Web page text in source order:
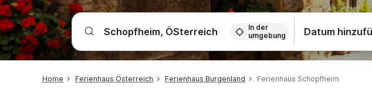
In der
umgebung
Datum
Home Ferienhaus Österreich Ferienhaus Burgenland Ferienhaus Schopfheim